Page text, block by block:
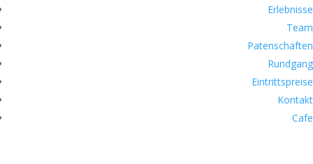
Erlebnisse
Team
Patenschaften
Rundgang
Eintrittspreise
Kontakt
Cafe